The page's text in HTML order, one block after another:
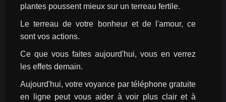
plantes poussent mieux sur un terreau fertile.
Le terreau de votre bonheur et de l'amour, ce
sont vos actions.
Ce que vous faites aujourd'hui, vous en verrez
les effets demain.
Aujourd'hui, votre voyance par téléphone gratuite
en ligne peut vous aider à voir plus clair et à